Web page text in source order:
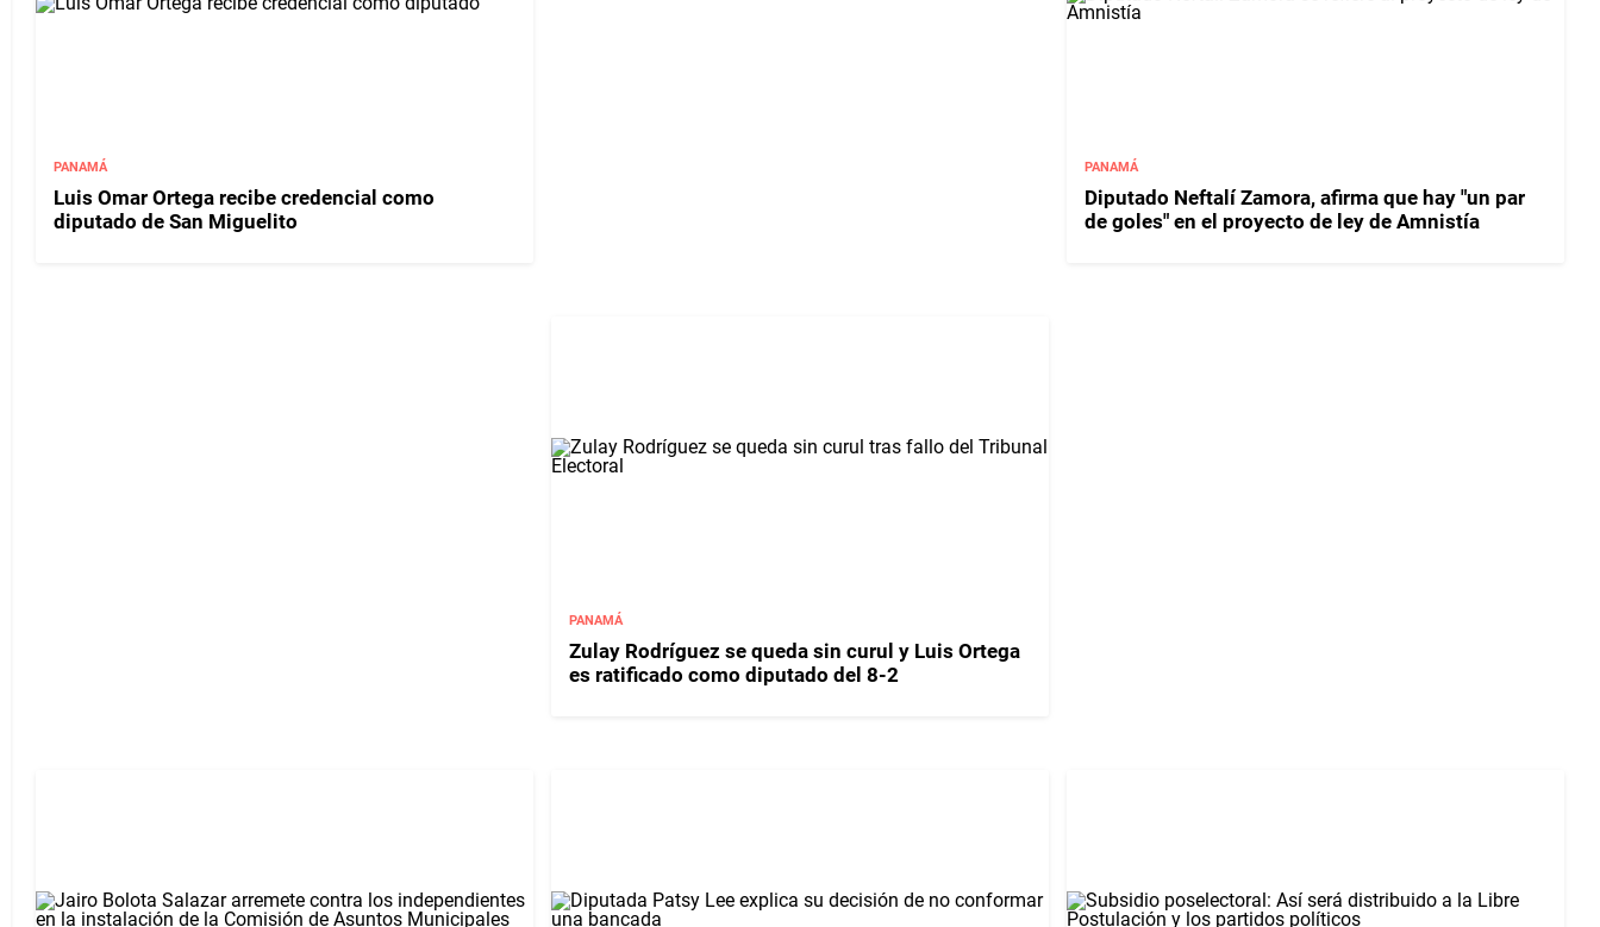
PANAMÁ
Luis Omar Ortega recibe credencial como
diputado de San Miguelito
PANAMÁ
Diputado Neftalí Zamora, afirma que hay "un par
de goles" en el proyecto de ley de Amnistía
PANAMÁ
Zulay Rodríguez se queda sin curul y Luis Ortega
es ratificado como diputado del 8-2